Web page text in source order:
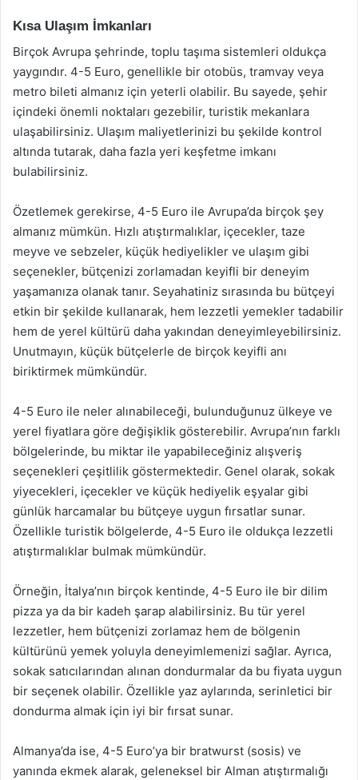
Kısa Ulaşım İmkanları
Birçok Avrupa şehrinde, toplu taşıma sistemleri oldukça
yaygındır. 4-5 Euro, genellikle bir otobüs, tramvay veya
metro bileti almanız için yeterli olabilir. Bu sayede, şehir
içindeki önemli noktaları gezebilir, turistik mekanlara
ulaşabilirsiniz. Ulaşım maliyetlerinizi bu şekilde kontrol
altında tutarak, daha fazla yeri keşfetme imkanı
bulabilirsiniz.
Özetlemek gerekirse, 4-5 Euro ile Avrupa’da birçok şey
almanız mümkün. Hızlı atıştırmalıklar, içecekler, taze
meyve ve sebzeler, küçük hediyelikler ve ulaşım gibi
seçenekler, bütçenizi zorlamadan keyifli bir deneyim
yaşamanıza olanak tanır. Seyahatiniz sırasında bu bütçeyi
etkin bir şekilde kullanarak, hem lezzetli yemekler tadabilir
hem de yerel kültürü daha yakından deneyimleyebilirsiniz.
Unutmayın, küçük bütçelerle de birçok keyifli anı
biriktirmek mümkündür.
4-5 Euro ile neler alınabileceği, bulunduğunuz ülkeye ve
yerel fiyatlara göre değişiklik gösterebilir. Avrupa’nın farklı
bölgelerinde, bu miktar ile yapabileceğiniz alışveriş
seçenekleri çeşitlilik göstermektedir. Genel olarak, sokak
yiyecekleri, içecekler ve küçük hediyelik eşyalar gibi
günlük harcamalar bu bütçeye uygun fırsatlar sunar.
Özellikle turistik bölgelerde, 4-5 Euro ile oldukça lezzetli
atıştırmalıklar bulmak mümkündür.
Örneğin, İtalya’nın birçok kentinde, 4-5 Euro ile bir dilim
pizza ya da bir kadeh şarap alabilirsiniz. Bu tür yerel
lezzetler, hem bütçenizi zorlamaz hem de bölgenin
kültürünü yemek yoluyla deneyimlemenizi sağlar. Ayrıca,
sokak satıcılarından alınan dondurmalar da bu fiyata uygun
bir seçenek olabilir. Özellikle yaz aylarında, serinletici bir
dondurma almak için iyi bir fırsat sunar.
Almanya’da ise, 4-5 Euro’ya bir bratwurst (sosis) ve
yanında ekmek alarak, geleneksel bir Alman atıştırmalığı